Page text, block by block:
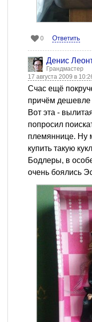
0 Ответить
Денис
Грандмастер
17 августа 2009 в
Счас ещё
причём дешевле
Вот эта -
попросил
племяннице. Ну
купить такую
Бодлеры, в
очень боялись